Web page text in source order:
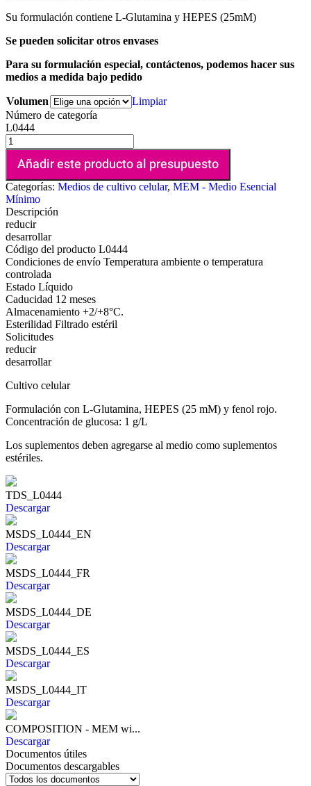
Su formulación contiene L-Glutamina y HEPES (25mM)
Se pueden solicitar otros envases
Para su formulación especial, contáctenos, podemos hacer sus
medios a medida bajo pedido
Volumen
Limpiar
Número de categoría
L0444
Añadir este producto al presupuesto
Categorías: Medios de cultivo celular, MEM - Medio Esencial
Mínimo
Descripción
reducir
desarrollar
Código del producto L0444
Condiciones de envío Temperatura ambiente o temperatura
controlada
Estado Líquido
Caducidad 12 meses
Almacenamiento +2/+8°C.
Esterilidad Filtrado estéril
Solicitudes
reducir
desarrollar
Cultivo celular
Formulación con L-Glutamina, HEPES (25 mM) y fenol rojo.
Concentración de glucosa: 1 g/L
Los suplementos deben agregarse al medio como suplementos
estériles.
TDS_L0444
Descargar
MSDS_L0444_EN
Descargar
MSDS_L0444_FR
Descargar
MSDS_L0444_DE
Descargar
MSDS_L0444_ES
Descargar
MSDS_L0444_IT
Descargar
COMPOSITION - MEM wi...
Descargar
Documentos útiles
Documentos descargables